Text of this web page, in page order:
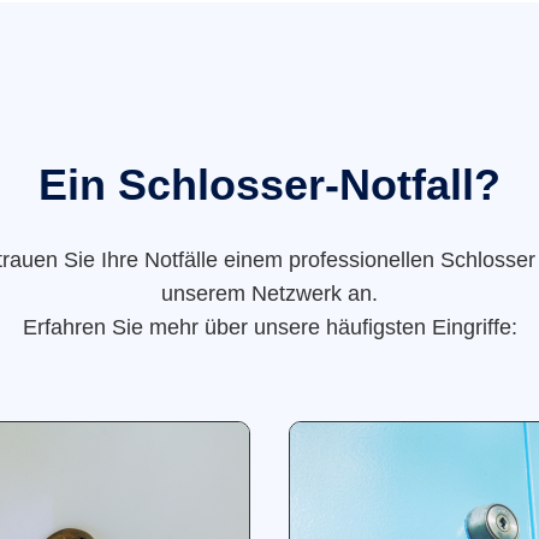
Ein Schlosser-Notfall?
Sie Ihre Notfälle einem professionellen
unserem Netzwerk an.
Erfahren Sie mehr über unsere häufigsten Eingriffe: